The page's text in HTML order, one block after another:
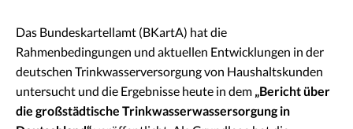
Das Bundeskartellamt (BKartA) hat die
Rahmenbedingungen und aktuellen Entwicklungen in der
deutschen Trinkwasserversorgung von Haushaltskunden
untersucht und die Ergebnisse heute in dem „Bericht über
die großstädtische Trinkwasserwassersorgung in